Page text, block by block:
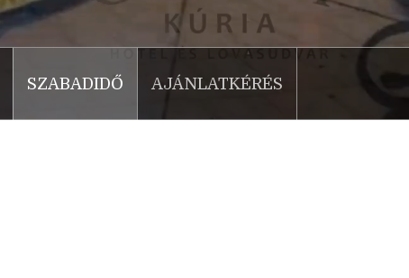
SZABADIDŐ AJÁNLATKÉRÉS